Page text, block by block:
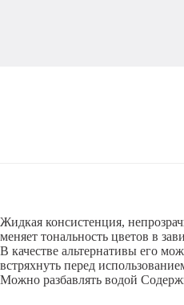
Жидкая консистенция,
меняет тональность цветов в
В качестве альтернативы его
встряхнуть перед
Можно разбавлять водой